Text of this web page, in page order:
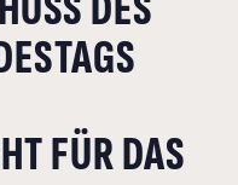
FÜR DAS